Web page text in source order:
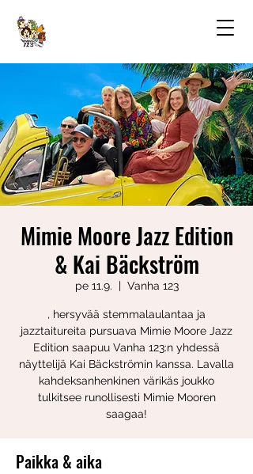
Mimie Moore Jazz Edition
& Kai Bäckström
pe 11.9.
  |
Vanha 123
, hersyvää stemmalaulantaa ja
jazztaitureita pursuava Mimie Moore Jazz
Edition saapuu Vanha 123:n yhdessä
näyttelijä Kai Bäckströmin kanssa. Lavalla
kahdeksanhenkinen värikäs joukko
tulkitsee runollisesti Mimie Mooren
saagaa!
Paikka & aika